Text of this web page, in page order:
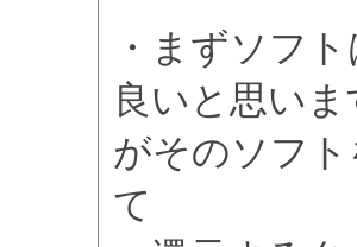
・まずソフ
良いと思い
がそのソフ
て